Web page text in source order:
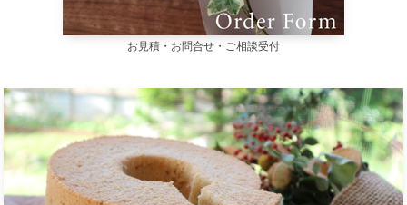
お見積・お問合せ・ご相談受付